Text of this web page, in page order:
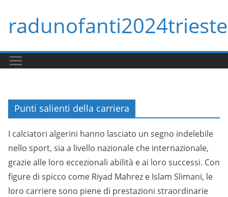
content
Punti salienti della carriera
I calciatori algerini hanno lasciato un segno indelebile
nello sport, sia a livello nazionale che internazionale,
grazie alle loro eccezionali abilità e ai loro successi. Con
figure di spicco come Riyad Mahrez e Islam Slimani, le
loro carriere sono piene di prestazioni straordinarie